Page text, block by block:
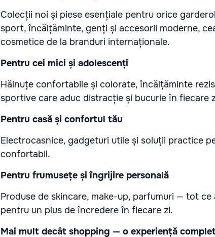
Colecții noi și piese esențiale pentru orice
sport, încălțăminte, genți și accesorii moderne,
cosmetice de la branduri internaționale.
Pentru cei mici și adolescenți
Hăinuțe confortabile și colorate, încălțăminte
sportive care aduc distracție și bucurie în fiecare
Pentru casă și confortul tău
Electrocasnice, gadgeturi utile și soluții practice
confortabil.
Pentru frumusețe și îngrijire personală
Produse de skincare, make-up, parfumuri — tot
pentru un plus de încredere în fiecare zi.
Mai mult decât shopping — o experiență